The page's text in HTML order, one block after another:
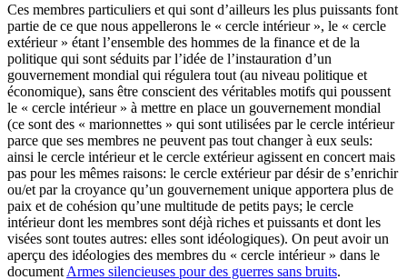
Ces membres particuliers et qui sont d’ailleurs les plus puissants font
partie de ce que nous appellerons le « cercle intérieur », le « cercle
extérieur » étant l’ensemble des hommes de la finance et de la
politique qui sont séduits par l’idée de l’instauration d’un
gouvernement mondial qui régulera tout (au niveau politique et
économique), sans être conscient des véritables motifs qui poussent
le « cercle intérieur » à mettre en place un gouvernement mondial
(ce sont des « marionnettes » qui sont utilisées par le cercle intérieur
parce que ses membres ne peuvent pas tout changer à eux seuls:
ainsi le cercle intérieur et le cercle extérieur agissent en concert mais
pas pour les mêmes raisons: le cercle extérieur par désir de s’enrichir
ou/et par la croyance qu’un gouvernement unique apportera plus de
paix et de cohésion qu’une multitude de petits pays; le cercle
intérieur dont les membres sont déjà riches et puissants et dont les
visées sont toutes autres: elles sont idéologiques). On peut avoir un
aperçu des idéologies des membres du « cercle intérieur » dans le
document Armes silencieuses pour des guerres sans bruits.